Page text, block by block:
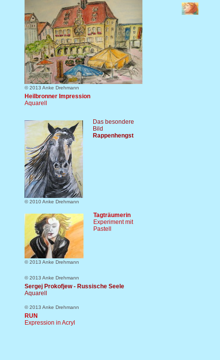
© 2013 Anke Drehmann
Heilbronner Impression
Aquarell
© 2010 Anke Drehmann
Das besondere
Bild
Rappenhengst
© 2013 Anke Drehmann
Tagträumerin
Experiment mit
Pastell
© 2013 Anke Drehmann
Sergej Prokofjew - Russische Seele
Aquarell
© 2013 Anke Drehmann
RUN
Expression in Acryl